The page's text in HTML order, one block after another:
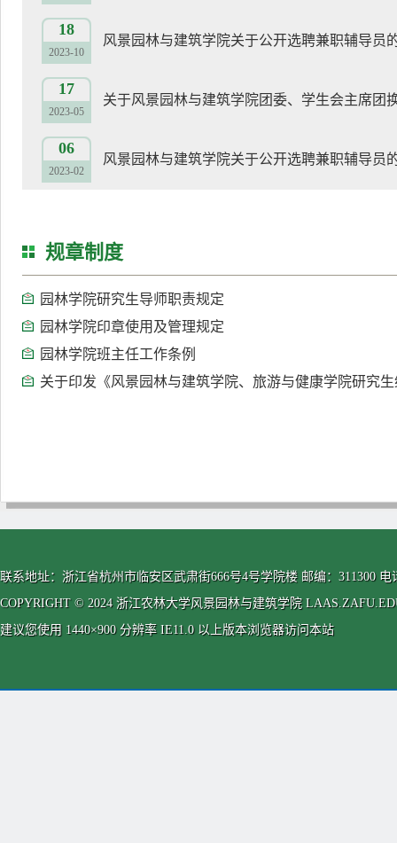
18
2023-10
风景园林与建筑学院关于公开选聘兼职辅导员
17
2023-05
关于风景园林与建筑学院团委、学生会主席团
06
2023-02
风景园林与建筑学院关于公开选聘兼职辅导员
规章制度
园林学院研究生导师职责规定
园林学院印章使用及管理规定
园林学院班主任工作条例
关于印发《风景园林与建筑学院、旅游与健康学院研究生
联系地址：浙江省杭州市临安区武肃街666号4号学院楼 邮编：311300 电
COPYRIGHT © 2024 浙江农林大学风景园林与建筑学院
建议您使用 1440×900 分辨率 IE11.0 以上版本浏览器访问本站